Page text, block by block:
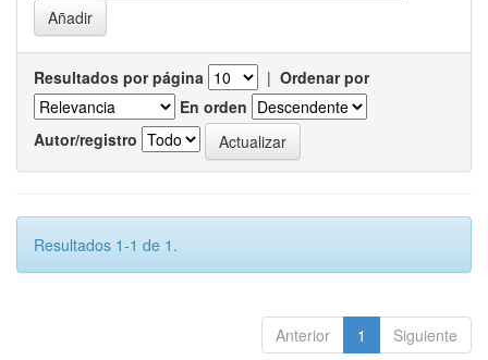
Resultados por página | Ordenar por
En orden
Autor/registro
Resultados 1-1 de 1.
Anterior 1 Siguiente